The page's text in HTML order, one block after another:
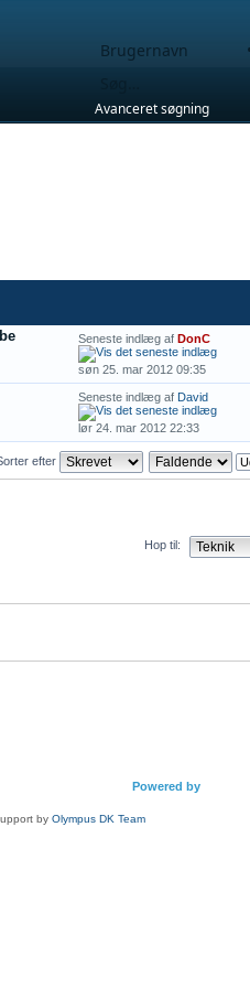
Avanceret søgning
Seneste indlæg af DonC
søn 25. mar 2012 09:35
Seneste indlæg af David
lør 24. mar 2012 22:33
efter
Hop til:
Powered by
by Olympus DK Team